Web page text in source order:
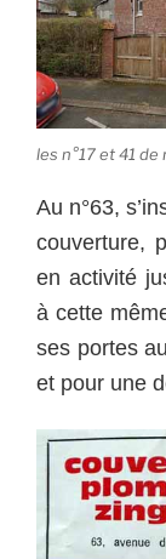
les n°17 et 41
Au n°63,
couverture,
en activité
à cette
ses portes
et pour une